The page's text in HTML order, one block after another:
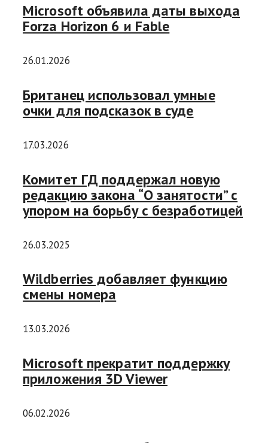
Microsoft объявила даты выхода
Forza Horizon 6 и Fable
26.01.2026
Британец использовал умные
очки для подсказок в суде
17.03.2026
Комитет ГД поддержал новую
редакцию закона “О занятости” с
упором на борьбу с безработицей
26.03.2025
Wildberries добавляет функцию
смены номера
13.03.2026
Microsoft прекратит поддержку
приложения 3D Viewer
06.02.2026